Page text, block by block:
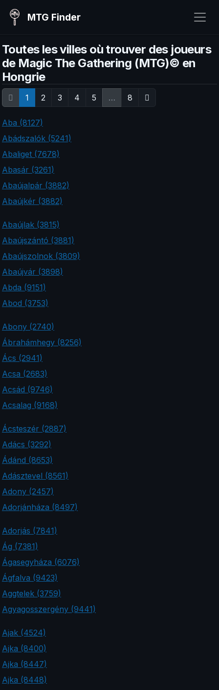
MTG Finder
Toutes les villes où trouver des joueurs
de Magic The Gathering (MTG)© en
Hongrie
1 2 3 4 5 … 8
Aba (8127)
Abádszalók (5241)
Abaliget (7678)
Abasár (3261)
Abaújalpár (3882)
Abaújkér (3882)
Abaújlak (3815)
Abaújszántó (3881)
Abaújszolnok (3809)
Abaújvár (3898)
Abda (9151)
Abod (3753)
Abony (2740)
Ábrahámhegy (8256)
Ács (2941)
Acsa (2683)
Acsád (9746)
Acsalag (9168)
Ácsteszér (2887)
Adács (3292)
Ádánd (8653)
Adásztevel (8561)
Adony (2457)
Adorjánháza (8497)
Adorjás (7841)
Ág (7381)
Ágasegyháza (6076)
Ágfalva (9423)
Aggtelek (3759)
Agyagosszergény (9441)
Ajak (4524)
Ajka (8400)
Ajka (8447)
Ajka (8448)